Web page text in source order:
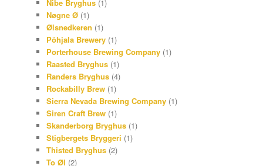
Nibe Bryghus (1)
Nøgne Ø (1)
Ølsnedkeren (1)
Põhjala Brewery (1)
Porterhouse Brewing Company (1)
Raasted Bryghus (1)
Randers Bryghus (4)
Rockabilly Brew (1)
Sierra Nevada Brewing Company (1)
Siren Craft Brew (1)
Skanderborg Bryghus (1)
Stigbergets Bryggeri (1)
Thisted Bryghus (2)
To Øl (2)